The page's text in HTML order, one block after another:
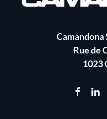
Camandona
Rue de
1023